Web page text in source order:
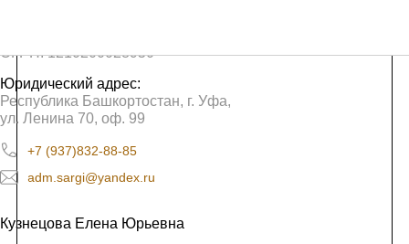
Юридический адрес:
Республика Башкортостан, г. Уфа,
ул. Ленина 70, оф. 99
ОГРН: 1210200028950
adm.sargi@yandex.ru
+7 (937)832-88-85
Кузнецова Елена Юрьевна